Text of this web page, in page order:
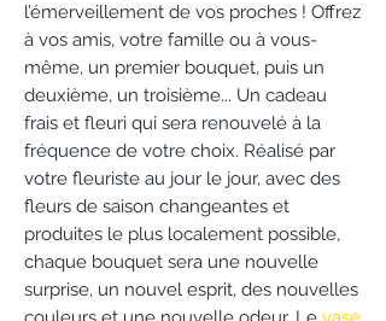
l’émerveillement de vos proches ! Offrez
à vos amis, votre famille ou à vous-
même, un premier bouquet, puis un
deuxième, un troisième... Un cadeau
frais et fleuri qui sera renouvelé à la
fréquence de votre choix. Réalisé par
votre fleuriste au jour le jour, avec des
fleurs de saison changeantes et
produites le plus localement possible,
chaque bouquet sera une nouvelle
surprise, un nouvel esprit, des nouvelles